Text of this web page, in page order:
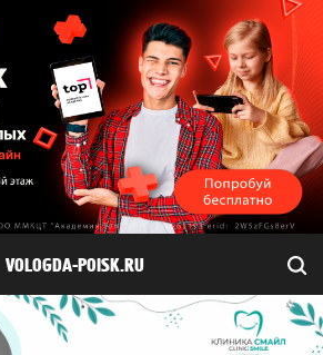
VOLOGDA-POISK.RU